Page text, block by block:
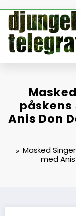
innehåll
Anis Don
Masked
med